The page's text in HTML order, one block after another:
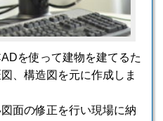
を使って建物を建てるた
、構造図を元に作成しま
面の修正を行い現場に納